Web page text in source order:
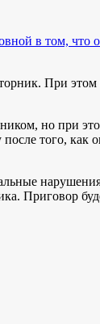
в том, что
При
но при
того, как
Приговор